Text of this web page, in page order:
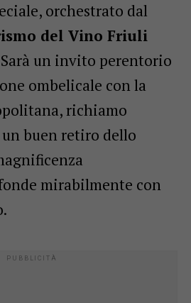
orchestrato dal
del Vino Friuli
un invito perentorio
ombelicale con la
richiamo
buen retiro dello
mirabilmente con